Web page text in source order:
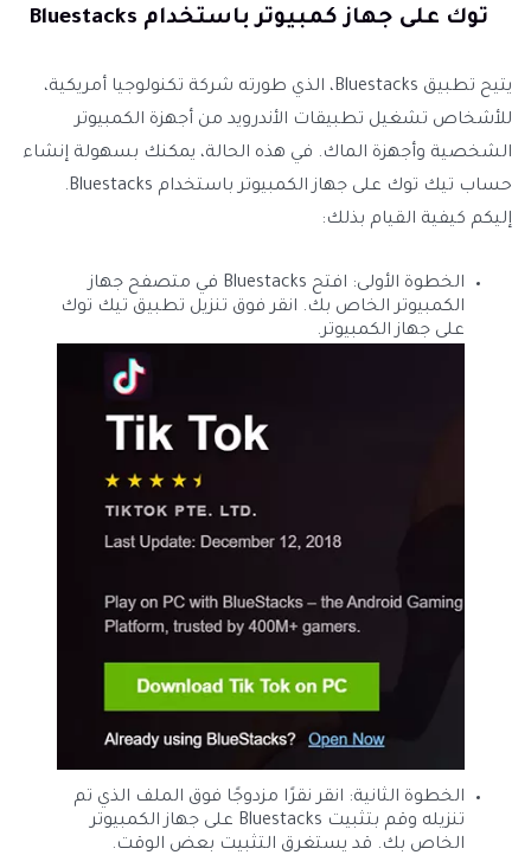
توك على جهاز كمبيوتر باستخدام Bluestacks
يتيح تطبيق Bluestacks، الذي طورته شركة تكنولوجيا أمريكية،
للأشخاص تشغيل تطبيقات الأندرويد من أجهزة الكمبيوتر
الشخصية وأجهزة الماك. في هذه الحالة، يمكنك بسهولة إنشاء
حساب تيك توك على جهاز الكمبيوتر باستخدام Bluestacks.
إليكم كيفية القيام بذلك:
الخطوة الأولى: افتح Bluestacks في متصفح جهاز
الكمبيوتر الخاص بك. انقر فوق تنزيل تطبيق تيك توك
على جهاز الكمبيوتر.
الخطوة الثانية: انقر نقرًا مزدوجًا فوق الملف الذي تم
تنزيله وقم بتثبيت Bluestacks على جهاز الكمبيوتر
الخاص بك. قد يستغرق التثبيت بعض الوقت.